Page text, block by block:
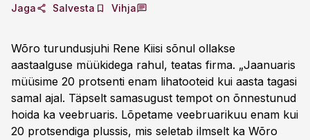
Jaga Salvesta Vihja
Wõro turundusjuhi Rene Kiisi sõnul ollakse
aastaalguse müükidega rahul, teatas firma. „Jaanuaris
müüsime 20 protsenti enam lihatooteid kui aasta tagasi
samal ajal. Täpselt samasugust tempot on õnnestunud
hoida ka veebruaris. Lõpetame veebruarikuu enam kui
20 protsendiga plussis, mis seletab ilmselt ka Wõro